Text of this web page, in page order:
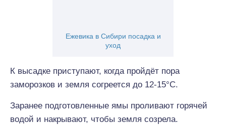
Ежевика в Сибири посадка и
уход
К высадке приступают, когда пройдёт пора
заморозков и земля согреется до 12-15°С.
Заранее подготовленные ямы проливают горячей
водой и накрывают, чтобы земля созрела.